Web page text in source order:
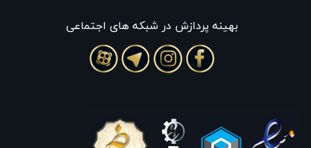
بهينه پردازش در شبکه های اجتماعی